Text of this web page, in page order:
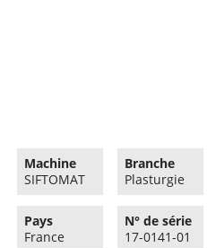
Machine
SIFTOMAT
Branche
Plasturgie
Pays
France
N° de série
17-0141-01